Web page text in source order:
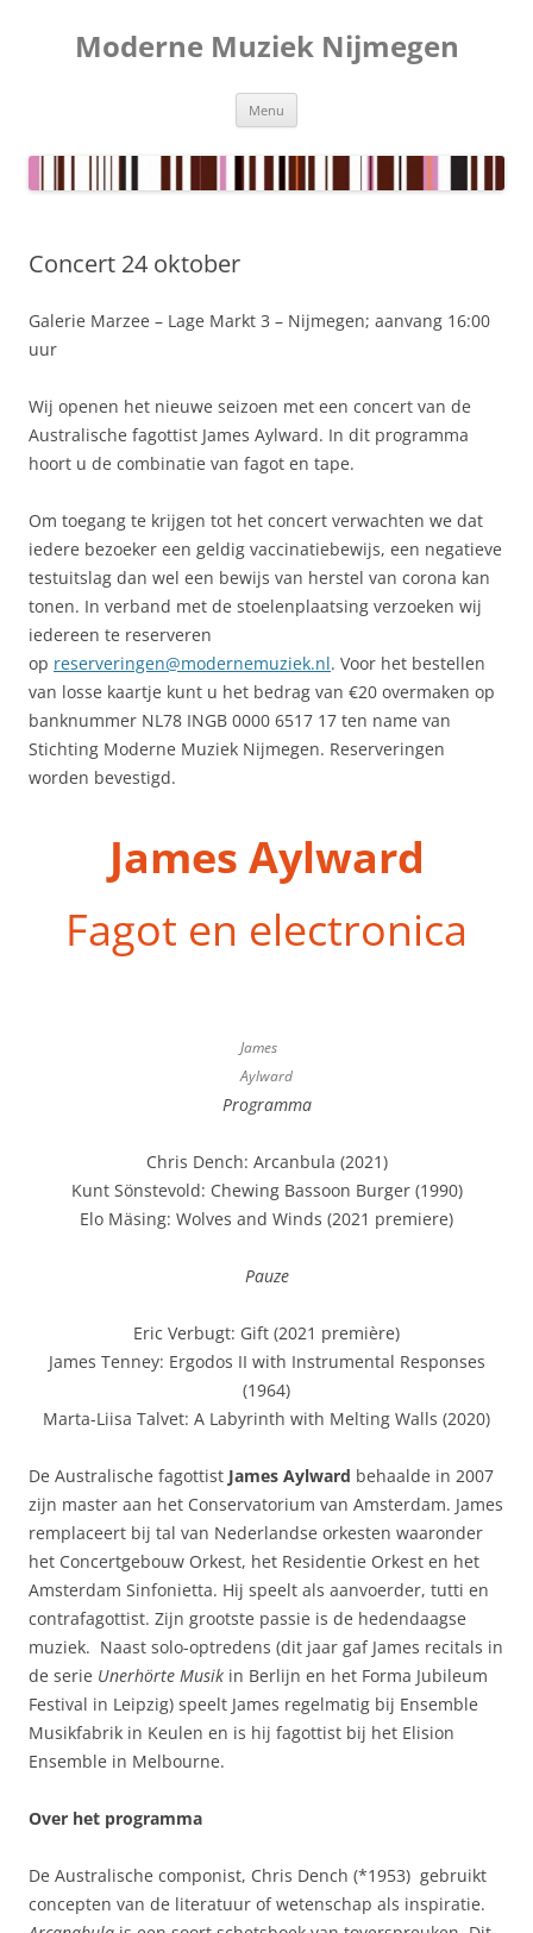
inhoudModerne Muziek Nijmegen
Menu
Concert 24 oktober
Galerie Marzee – Lage Markt 3 – Nijmegen; aanvang 16:00
uur
Wij openen het nieuwe seizoen met een concert van de
Australische fagottist James Aylward. In dit programma
hoort u de combinatie van fagot en tape.
Om toegang te krijgen tot het concert verwachten we dat
iedere bezoeker een geldig vaccinatiebewijs, een negatieve
testuitslag dan wel een bewijs van herstel van corona kan
tonen. In verband met de stoelenplaatsing verzoeken wij
iedereen te reserveren
op reserveringen@modernemuziek.nl. Voor het bestellen
van losse kaartje kunt u het bedrag van €20 overmaken op
banknummer NL78 INGB 0000 6517 17 ten name van
Stichting Moderne Muziek Nijmegen. Reserveringen
worden bevestigd.
James Aylward
Fagot en electronica
James
Aylward
Programma
Chris Dench: Arcanbula (2021)
Kunt Sönstevold: Chewing Bassoon Burger (1990)
Elo Mäsing: Wolves and Winds (2021 premiere)
Pauze
Eric Verbugt: Gift (2021 première)
James Tenney: Ergodos II with Instrumental Responses
(1964)
Marta-Liisa Talvet: A Labyrinth with Melting Walls (2020)
De Australische fagottist James Aylward behaalde in 2007
zijn master aan het Conservatorium van Amsterdam. James
remplaceert bij tal van Nederlandse orkesten waaronder
het Concertgebouw Orkest, het Residentie Orkest en het
Amsterdam Sinfonietta. Hij speelt als aanvoerder, tutti en
contrafagottist. Zijn grootste passie is de hedendaagse
muziek. Naast solo-optredens (dit jaar gaf James recitals in
de serie Unerhörte Musik in Berlijn en het Forma Jubileum
Festival in Leipzig) speelt James regelmatig bij Ensemble
Musikfabrik in Keulen en is hij fagottist bij het Elision
Ensemble in Melbourne.
Over het programma
De Australische componist, Chris Dench (*1953) gebruikt
concepten van de literatuur of wetenschap als inspiratie.